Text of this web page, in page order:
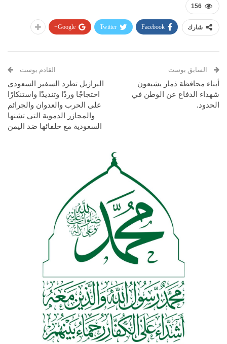
156
شارك Facebook
Twitter
Google+
السابق بوست
أبناء محافظة ذمار يشيعون
شهداء الدفاع عن الوطن في
الحدود.
القادم بوست
البرازيل تطرد السفير السعودي
احتجاجًا وردًا وتنديدًا واستنكارًا
على الحرب والعدوان والجرائم
والمجازر الدموية التي تشنها
السعودية مع حلفائها ضد اليمن